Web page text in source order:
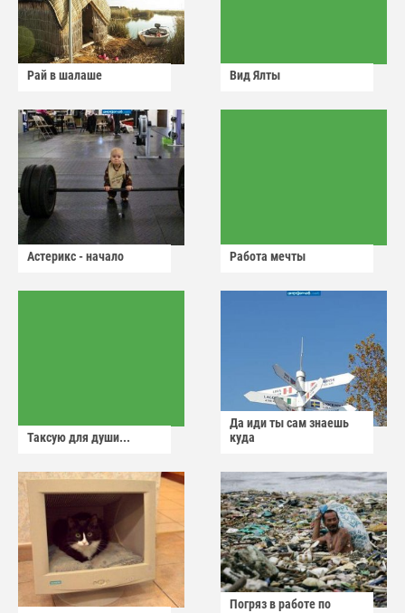
Рай в шалаше Вид Ялты
Астерикс - начало Работа мечты
Таксую для души...
Да иди ты сам знаешь
куда
Погряз в работе по